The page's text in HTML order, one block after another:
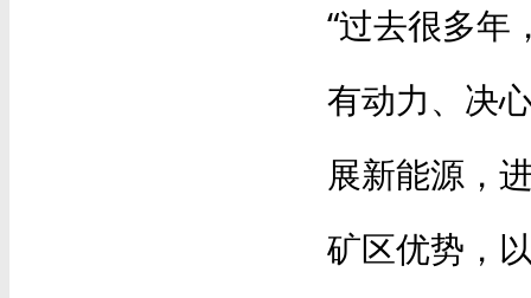
“过去很多年
有动力、决
展新能源，
矿区优势，